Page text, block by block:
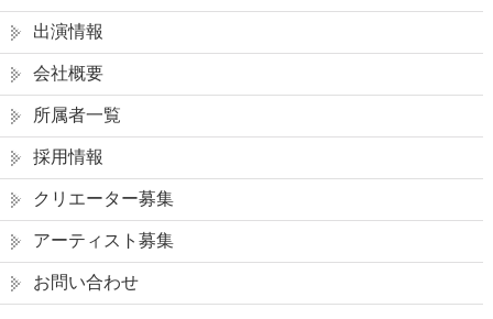
出演情報
会社概要
所属者一覧
採用情報
クリエーター募集
アーティスト募集
お問い合わせ